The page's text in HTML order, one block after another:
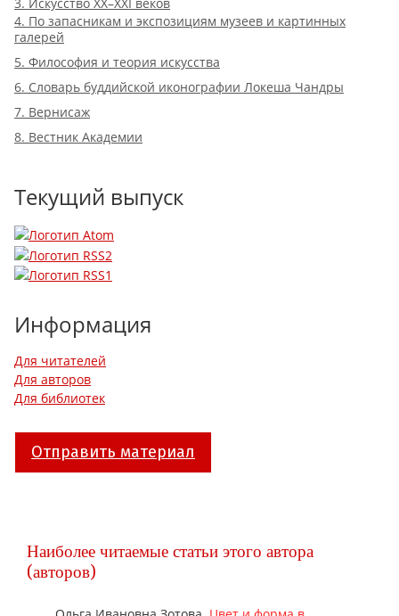
3. Искусство XX–XXI веков
4. По запасникам и экспозициям музеев и картинных
галерей
5. Философия и теория искусства
6. Словарь буддийской иконографии Локеша Чандры
7. Вернисаж
8. Вестник Академии
Текущий выпуск
Информация
Для читателей
Для авторов
Для библиотек
Отправить материал
Наиболее читаемые статьи этого автора
(авторов)